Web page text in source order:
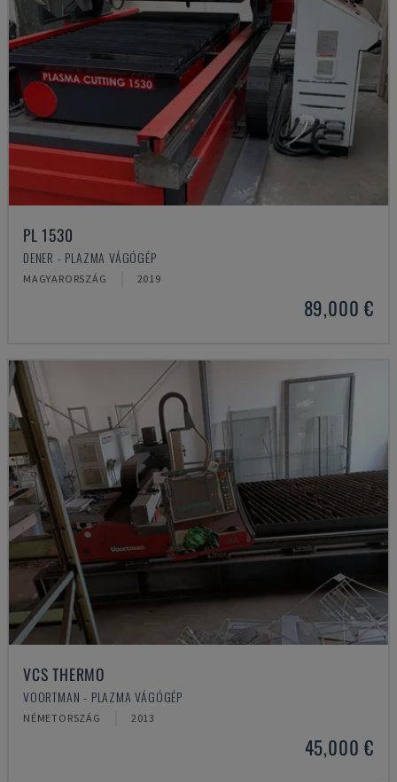
PL 1530
DENER - PLAZMA VÁGÓGÉP
MAGYARORSZÁG 2019
89,000 €
VCS THERMO
VOORTMAN - PLAZMA VÁGÓGÉP
NÉMETORSZÁG 2013
45,000 €